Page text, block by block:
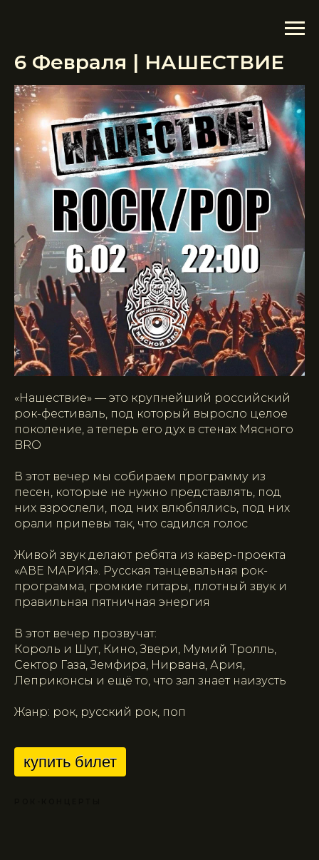
6 Февраля | НАШЕСТВИЕ
«Нашествие» — это крупнейший российский
рок-фестиваль, под который выросло целое
поколение, а теперь его дух в стенах Мясного
BRO
В этот вечер мы собираем программу из
песен, которые не нужно представлять, под
них взрослели, под них влюблялись, под них
орали припевы так, что садился голос
Живой звук делают ребята из кавер-проекта
«АВЕ МАРИЯ». Русская танцевальная рок-
программа, громкие гитары, плотный звук и
правильная пятничная энергия
В этот вечер прозвучат:
Король и Шут, Кино, Звери, Мумий Тролль,
Сектор Газа, Земфира, Нирвана, Ария,
Леприконсы и ещё то, что зал знает наизусть
Жанр: рок, русский рок, поп
купить билет